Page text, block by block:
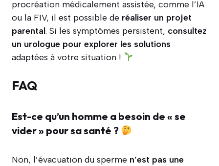
procréation médicalement assistée, comme l’IA
ou la FIV, il est possible de réaliser un projet
parental. Si les symptômes persistent, consultez
un urologue pour explorer les solutions
adaptées à votre situation !
FAQ
Est-ce qu’un homme a besoin de « se
vider » pour sa santé ?
Non, l’évacuation du sperme n’est pas une